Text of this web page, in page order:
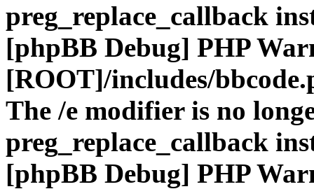
preg_replace_callback
[phpBB Debug] PHP
[ROOT]/includes/
The /e modifier is no
preg_replace_callback
[phpBB Debug] PHP